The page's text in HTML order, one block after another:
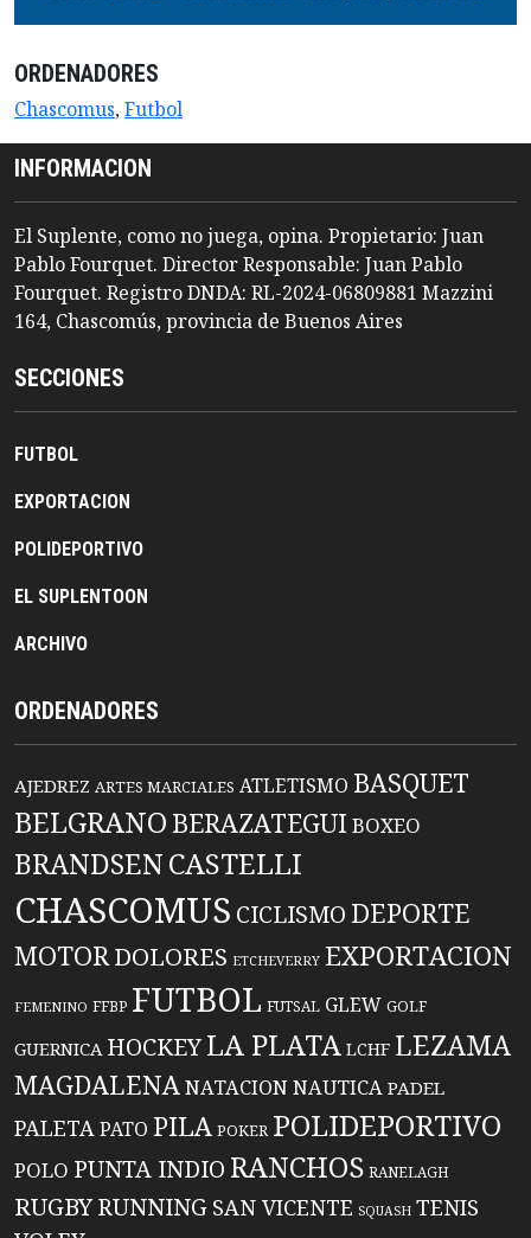
ORDENADORES
Chascomus,Futbol
INFORMACION
El Suplente, como no juega, opina. Propietario: Juan
Pablo Fourquet. Director Responsable: Juan Pablo
Fourquet. Registro DNDA: RL-2024-06809881 Mazzini
164, Chascomús, provincia de Buenos Aires
SECCIONES
FUTBOL
EXPORTACION
POLIDEPORTIVO
EL SUPLENTOON
ARCHIVO
ORDENADORES
AJEDREZ ARTES MARCIALES ATLETISMO BASQUET
BELGRANO BERAZATEGUIBOXEO
BRANDSENCASTELLI
CHASCOMUS CICLISMO DEPORTE
MOTORDOLORES ETCHEVERRY EXPORTACION
FEMENINO FFBP FUTBOL FUTSAL GLEW GOLF
GUERNICA HOCKEYLA PLATA LCHF LEZAMA
MAGDALENANATACIONNAUTICA PADEL
PALETAPATO PILA POKER POLIDEPORTIVO
POLO PUNTA INDIO RANCHOS RANELAGH
RUGBYRUNNING SAN VICENTE SQUASH TENIS